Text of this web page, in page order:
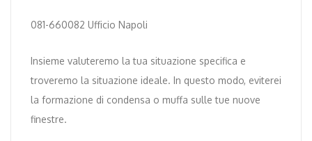
081-660082 Ufficio Napoli
Insieme valuteremo la tua situazione specifica e
troveremo la situazione ideale. In questo modo, eviterei
la formazione di condensa o muffa sulle tue nuove
finestre.